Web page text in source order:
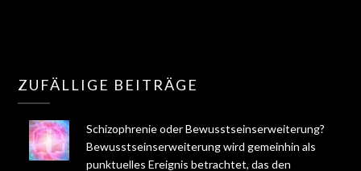
ZUFÄLLIGE BEITRÄGE
Schizophrenie oder Bewusstseinserweiterung?
Bewusstseinserweiterung wird gemeinhin als
punktuelles Ereignis betrachtet, das den